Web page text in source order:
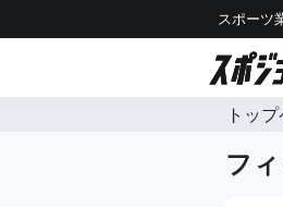
スポーツ
トッ
フ